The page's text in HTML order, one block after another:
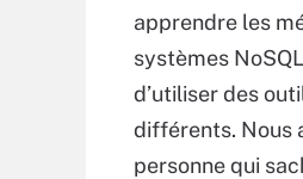
apprendre les
systèmes
d’utiliser des
différents. Nous
personne qui